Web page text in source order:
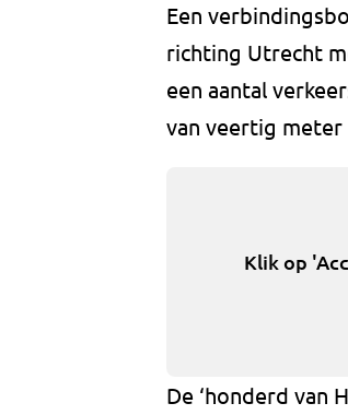
Een
richting Utrecht
een aantal
van veertig
Klik op
De ‘honderd van